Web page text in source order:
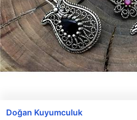
Doğan Kuyumculuk